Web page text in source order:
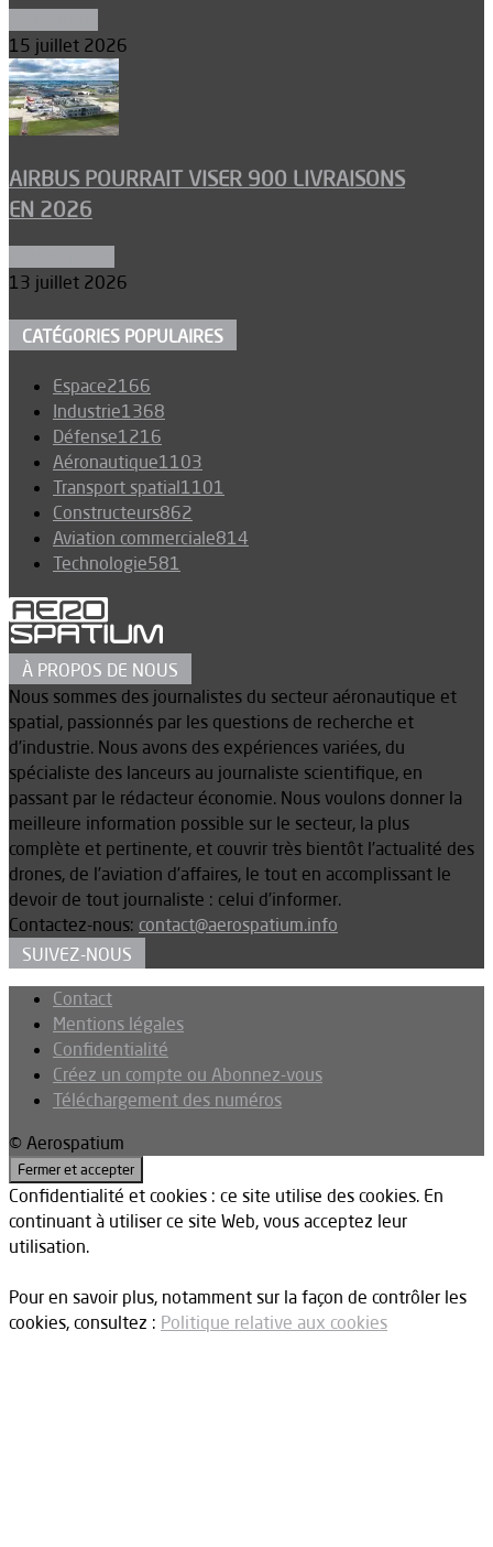
15 juillet 2026
AIRBUS POURRAIT VISER 900 LIVRAISONS
EN 2026
13 juillet 2026
CATÉGORIES POPULAIRES
Espace2166
Industrie1368
Défense1216
Aéronautique1103
Transport spatial1101
Constructeurs862
Aviation commerciale814
Technologie581
À PROPOS DE NOUS
Nous sommes des journalistes du secteur aéronautique et
spatial, passionnés par les questions de recherche et
d’industrie. Nous avons des expériences variées, du
spécialiste des lanceurs au journaliste scientifique, en
passant par le rédacteur économie. Nous voulons donner la
meilleure information possible sur le secteur, la plus
complète et pertinente, et couvrir très bientôt l’actualité des
drones, de l’aviation d’affaires, le tout en accomplissant le
devoir de tout journaliste : celui d’informer.
Contactez-nous: contact@aerospatium.info
SUIVEZ-NOUS
Contact
Mentions légales
Confidentialité
Créez un compte ou Abonnez-vous
Téléchargement des numéros
© Aerospatium
Confidentialité et cookies : ce site utilise des cookies. En
continuant à utiliser ce site Web, vous acceptez leur
utilisation.
Pour en savoir plus, notamment sur la façon de contrôler les
cookies, consultez : Politique relative aux cookies